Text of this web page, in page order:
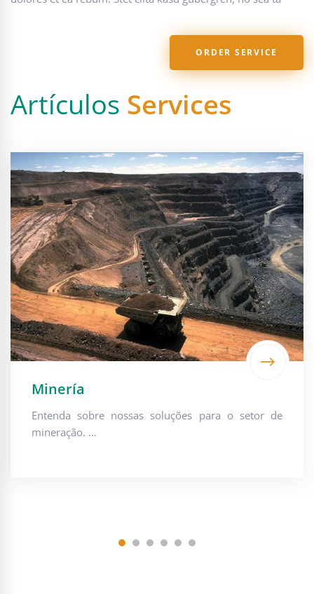
ORDER SERVICE
Artículos Services
Minería
Entenda sobre nossas soluções para o setor de
mineração. …